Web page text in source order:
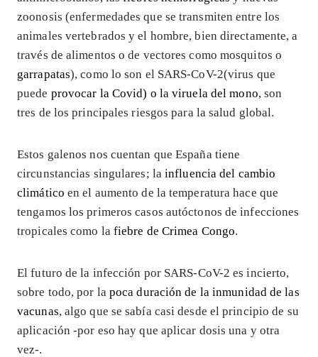
zoonosis (enfermedades que se transmiten entre los
animales vertebrados y el hombre, bien directamente, a
través de alimentos o de vectores como mosquitos o
garrapatas), como lo son el SARS-CoV-2(virus que
puede provocar la Covid) o la viruela del mono, son
tres de los principales riesgos para la salud global.
Estos galenos nos cuentan que España tiene
circunstancias singulares; lainfluencia del cambio
climático en el aumento de la temperatura hace que
tengamos los primeros casos autóctonos de infecciones
tropicales como la fiebre de Crimea Congo.
El futuro de la infección por SARS-CoV-2 es incierto,
sobre todo, por la poca duración de la inmunidad de las
vacunas, algo que se sabía casi desde el principio de su
aplicación -por eso hay que aplicar dosis una y otra
vez-.